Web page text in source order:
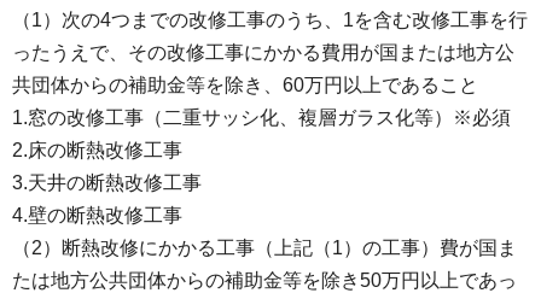
（1）次の4つまでの改修工事のうち、1を含む改修工事を行
ったうえで、その改修工事にかかる費用が国または地方公
共団体からの補助金等を除き、60万円以上であること
1.窓の改修工事（二重サッシ化、複層ガラス化等）※必須
2.床の断熱改修工事
3.天井の断熱改修工事
4.壁の断熱改修工事
（2）断熱改修にかかる工事（上記（1）の工事）費が国ま
たは地方公共団体からの補助金等を除き50万円以上であっ